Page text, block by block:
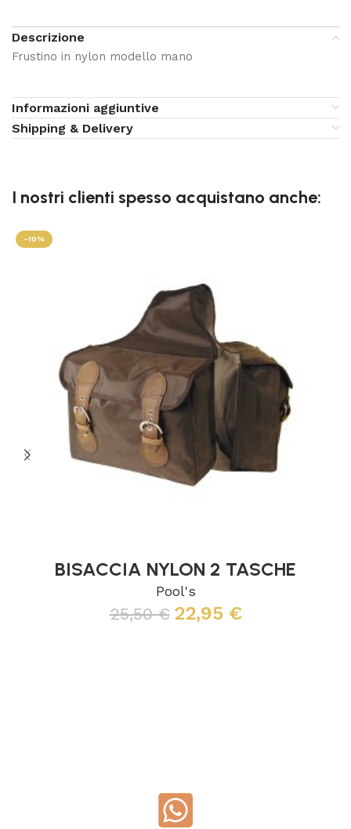
Descrizione
Frustino in nylon modello mano
Informazioni aggiuntive
Shipping & Delivery
I nostri clienti spesso acquistano anche:
-10%
BISACCIA NYLON 2 TASCHE
Pool's
25,50€ 22,95 €